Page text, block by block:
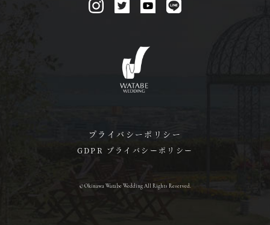
プライバシーポリシー
GDPR プライバシーポリシー
© Okinawa Watabe Wedding All Rights Reserved.